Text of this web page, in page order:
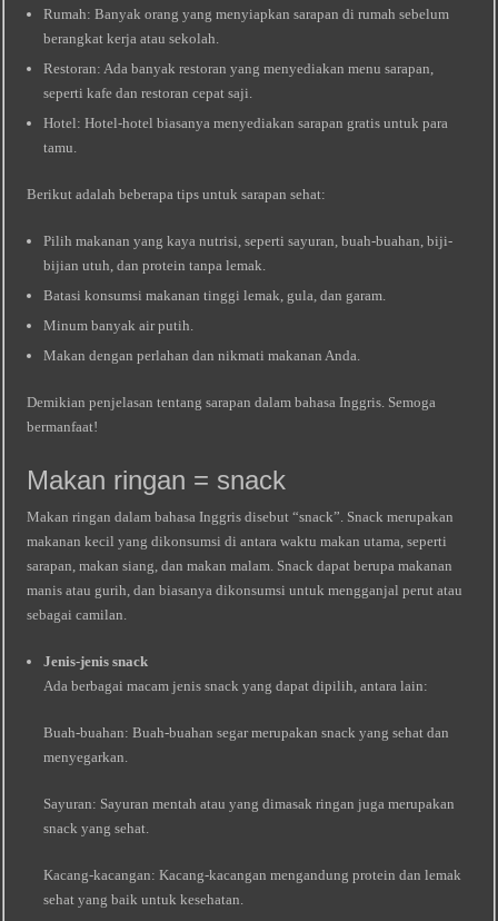
Rumah: Banyak orang yang menyiapkan sarapan di rumah sebelum
berangkat kerja atau sekolah.
Restoran: Ada banyak restoran yang menyediakan menu sarapan,
seperti kafe dan restoran cepat saji.
Hotel: Hotel-hotel biasanya menyediakan sarapan gratis untuk para
tamu.
Berikut adalah beberapa tips untuk sarapan sehat:
Pilih makanan yang kaya nutrisi, seperti sayuran, buah-buahan, biji-
bijian utuh, dan protein tanpa lemak.
Batasi konsumsi makanan tinggi lemak, gula, dan garam.
Minum banyak air putih.
Makan dengan perlahan dan nikmati makanan Anda.
Demikian penjelasan tentang sarapan dalam bahasa Inggris. Semoga
bermanfaat!
Makan ringan = snack
Makan ringan dalam bahasa Inggris disebut “snack”. Snack merupakan
makanan kecil yang dikonsumsi di antara waktu makan utama, seperti
sarapan, makan siang, dan makan malam. Snack dapat berupa makanan
manis atau gurih, dan biasanya dikonsumsi untuk mengganjal perut atau
sebagai camilan.
Jenis-jenis snack
Ada berbagai macam jenis snack yang dapat dipilih, antara lain:
Buah-buahan: Buah-buahan segar merupakan snack yang sehat dan
menyegarkan.
Sayuran: Sayuran mentah atau yang dimasak ringan juga merupakan
snack yang sehat.
Kacang-kacangan: Kacang-kacangan mengandung protein dan lemak
sehat yang baik untuk kesehatan.